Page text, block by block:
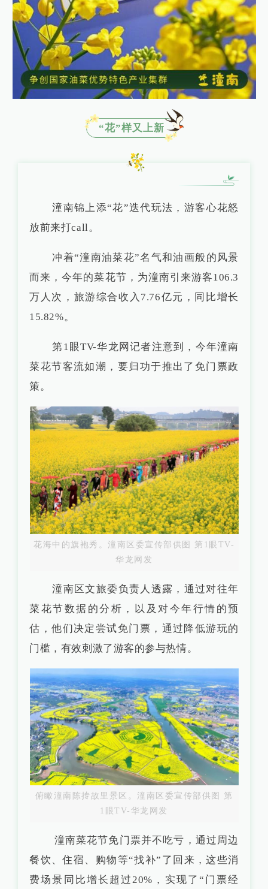
“花”样又上新
潼南锦上添“花”迭代玩法，游客心花怒
放前来打call。
冲着“潼南油菜花”名气和油画般的风景
而来，今年的菜花节，为潼南引来游客106.3
万人次，旅游综合收入7.76亿元，同比增长
15.82%。
第1眼TV-华龙网记者注意到，今年潼南
菜花节客流如潮，要归功于推出了免门票政
策。
花海中的旗袍秀。潼南区委宣传部供图 第1眼TV-
华龙网发
潼南区文旅委负责人透露，通过对往年
菜花节数据的分析，以及对今年行情的预
估，他们决定尝试免门票，通过降低游玩的
门槛，有效刺激了游客的参与热情。
俯瞰潼南陈抟故里景区。潼南区委宣传部供图 第
1眼TV-华龙网发
潼南菜花节免门票并不吃亏，通过周边
餐饮、住宿、购物等“找补”了回来，这些消
费场景同比增长超过20%，实现了“门票经